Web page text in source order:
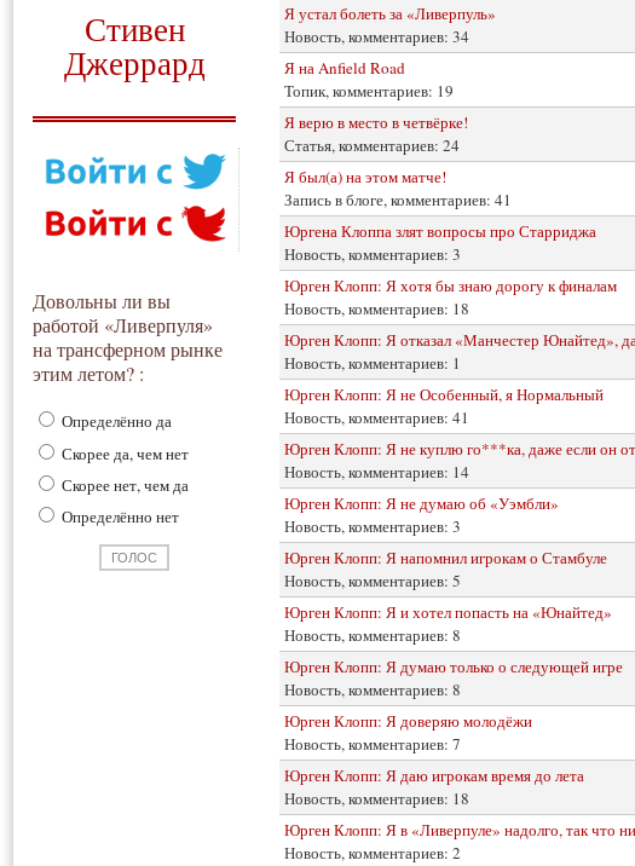
Стивен
Джеррард
Довольны ли вы
работой «Ливерпуля»
на трансферном рынке
этим летом? :
Определённо да
Скорее да, чем нет
Скорее нет, чем да
Определённо нет
Я устал болеть за «Ливерпуль»
Новость, комментариев: 34
Я на Anfield Road
Топик, комментариев: 19
Я верю в место в четвёрке!
Статья, комментариев: 24
Я был(а) на этом матче!
Запись в блоге, комментариев: 41
Юргена Клоппа злят вопросы про Старриджа
Новость, комментариев: 3
Юрген Клопп: Я хотя бы знаю дорогу к финалам
Новость, комментариев: 18
Юрген Клопп: Я отказал «Манчестер Юнайтед»,
Новость, комментариев: 1
Юрген Клопп: Я не Особенный, я Нормальный
Новость, комментариев: 41
Юрген Клопп: Я не куплю го***ка, даже если он
Новость, комментариев: 14
Юрген Клопп: Я не думаю об «Уэмбли»
Новость, комментариев: 3
Юрген Клопп: Я напомнил игрокам о Стамбуле
Новость, комментариев: 5
Юрген Клопп: Я и хотел попасть на «Юнайтед»
Новость, комментариев: 8
Юрген Клопп: Я думаю только о следующей игре
Новость, комментариев: 8
Юрген Клопп: Я доверяю молодёжи
Новость, комментариев: 7
Юрген Клопп: Я даю игрокам время до лета
Новость, комментариев: 18
Юрген Клопп: Я в «Ливерпуле» надолго, так что
Новость, комментариев: 2